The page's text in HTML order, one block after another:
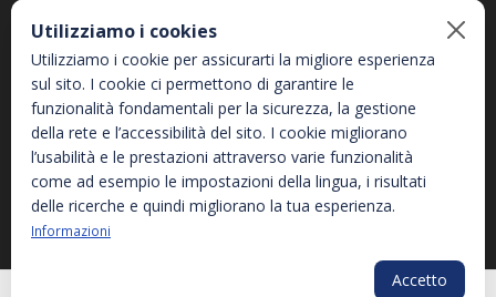
ABBONA E DANIELE SRL
HOME
CATALOGO
LACME
Utilizziamo i cookies
Utilizziamo i cookie per assicurarti la migliore esperienza
sul sito. I cookie ci permettono di garantire le
funzionalità fondamentali per la sicurezza, la gestione
della rete e l’accessibilità del sito. I cookie migliorano
l’usabilità e le prestazioni attraverso varie funzionalità
come ad esempio le impostazioni della lingua, i risultati
delle ricerche e quindi migliorano la tua esperienza.
Informazioni
Accetto